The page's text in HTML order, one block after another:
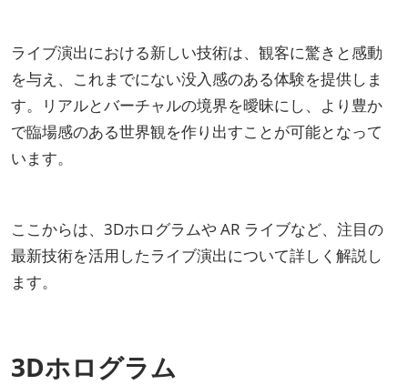
ライブ演出における新しい技術は、観客に驚きと感動
を与え、これまでにない没入感のある体験を提供しま
す。リアルとバーチャルの境界を曖昧にし、より豊か
で臨場感のある世界観を作り出すことが可能となって
います。
ここからは、3Dホログラムや AR ライブなど、注目の
最新技術を活用したライブ演出について詳しく解説し
ます。
3Dホログラム